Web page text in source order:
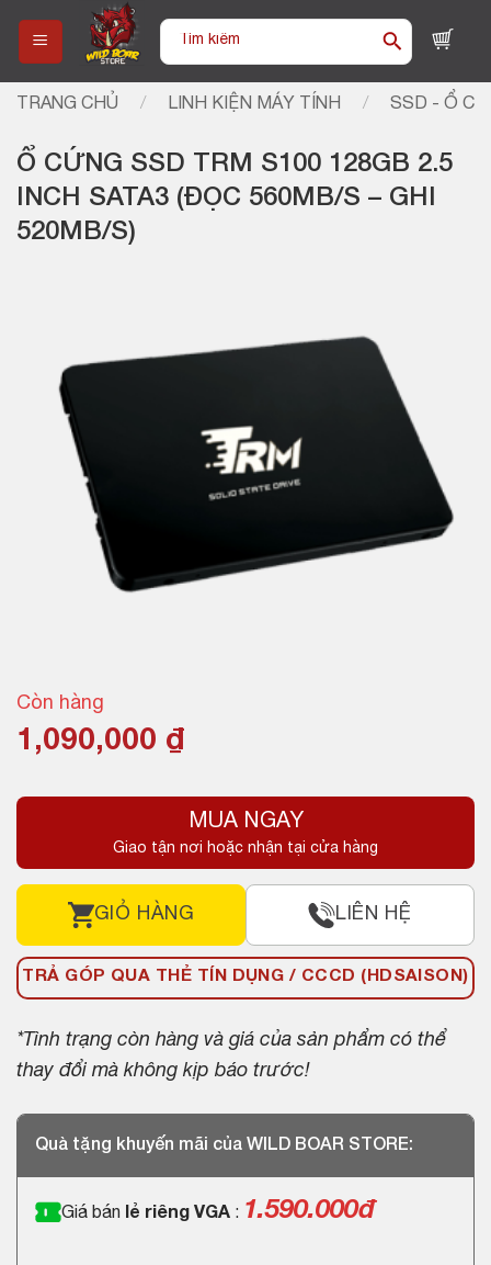
content
Tìm
TRANG CHỦ / LINH KIỆN MÁY TÍNH / SSD - Ổ
Ổ CỨNG SSD TRM S100 128GB 2.5
INCH SATA3 (ĐỌC 560MB/S – GHI
520MB/S)
Còn hàng
1,090,000 ₫
MUA NGAY
Giao tận nơi hoặc nhận tại cửa hàng
GIỎ HÀNG LIÊN HỆ
TRẢ GÓP QUA THẺ TÍN DỤNG / CCCD (HDSAISON)
*Tình trạng còn hàng và giá của sản phẩm có thể
thay đổi mà không kịp báo trước!
Quà tặng khuyến mãi của WILD BOAR STORE:
Giá bán lẻ riêng VGA : 1.590.000đ